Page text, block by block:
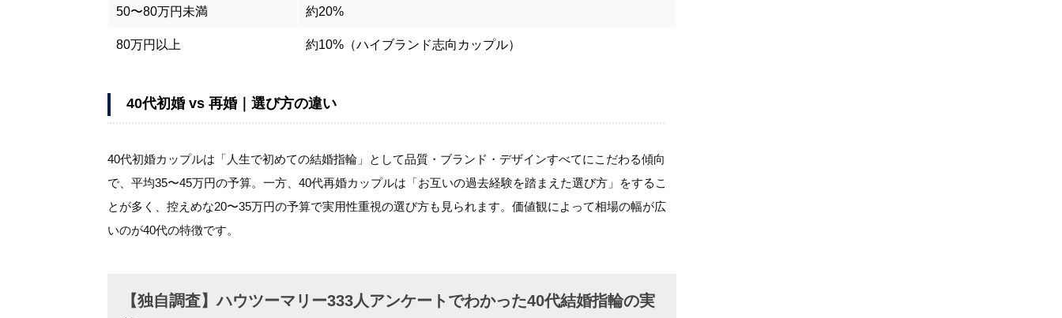
50〜80万円未満 約20%
80万円以上 約10%（ハイブランド志向カップル）
40代初婚 vs 再婚｜選び方の違い
40代初婚カップルは「人生で初めての結婚指輪」として品質・ブランド・デザインすべてにこだわる傾向
で、平均35〜45万円の予算。一方、40代再婚カップルは「お互いの過去経験を踏まえた選び方」をするこ
とが多く、控えめな20〜35万円の予算で実用性重視の選び方も見られます。価値観によって相場の幅が広
いのが40代の特徴です。
【独自調査】ハウツーマリー333人アンケートでわかった40代結婚指輪の実